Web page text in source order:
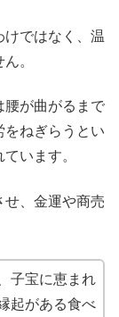
けではなく、温
。
腰が曲がるまで
をねぎらうとい
います。
せ、金運や商売
子宝に恵まれ
起がある食べ